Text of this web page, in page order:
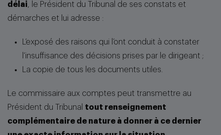
délai , le Président du Tribunal de ses constats et
démarches et lui adresse :
L’exposé des raisons qui l’ont conduit à constater
l’insuffisance des décisions prises par le dirigeant ;
La copie de tous les documents utiles.
Le commissaire aux comptes peut transmettre au
Président du Tribunal tout renseignement
complémentaire de nature à donner à ce dernier